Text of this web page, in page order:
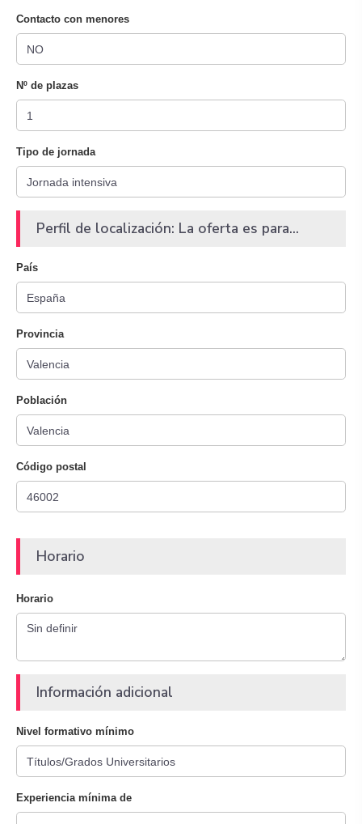
Contacto con menores
Nº de plazas
Tipo de jornada
Perfil de localización: La oferta es para...
País
Provincia
Población
Código postal
Horario
Horario
Información adicional
Nivel formativo mínimo
Experiencia mínima de